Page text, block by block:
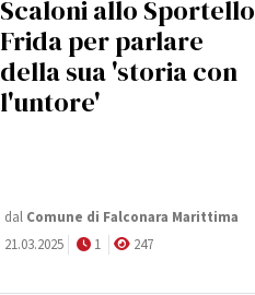
Scaloni allo Sportello
Frida per parlare
della sua 'storia con
l'untore'
dal Comune di Falconara Marittima
21.03.2025
1 247